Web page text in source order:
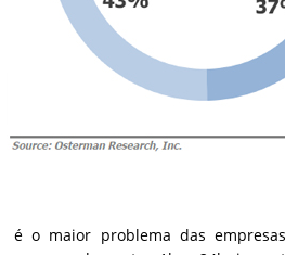
é o maior problema das